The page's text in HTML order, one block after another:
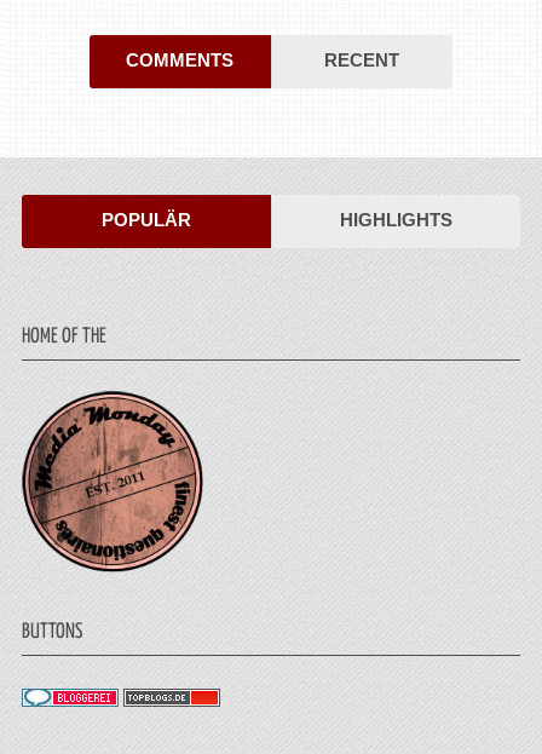
COMMENTS RECENT
POPULÄR HIGHLIGHTS
HOME OF THE
BUTTONS